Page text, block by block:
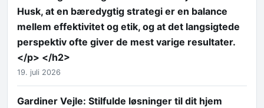
Husk, at en bæredygtig strategi er en balance
mellem effektivitet og etik, og at det langsigtede
perspektiv ofte giver de mest varige resultater.
</p> </h2>
19. juli 2026
Gardiner Vejle: Stilfulde løsninger til dit hjem